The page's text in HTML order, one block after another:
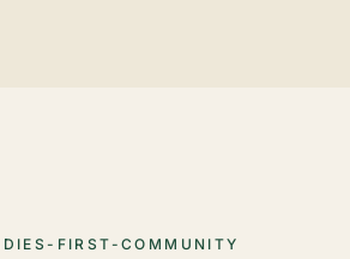
FIRST-COMMUNITY